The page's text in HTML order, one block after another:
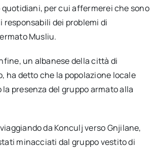
quotidiani, per cui affermerei che sono
dei problemi di
Musliu.
un albanese della città di
ha detto che la popolazione locale
presenza del gruppo armato alla
da Konculj verso Gnjilane,
minacciati dal gruppo vestito di